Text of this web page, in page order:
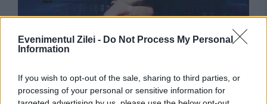
Evenimentul Zilei - Do Not Process My Personal
Information
If you wish to opt-out of the sale, sharing to third parties, or
processing of your personal or sensitive information for
Noi detalii în cazul româncei acuzate de
spionaj pentru Rusia. Anchetatorii verifică un